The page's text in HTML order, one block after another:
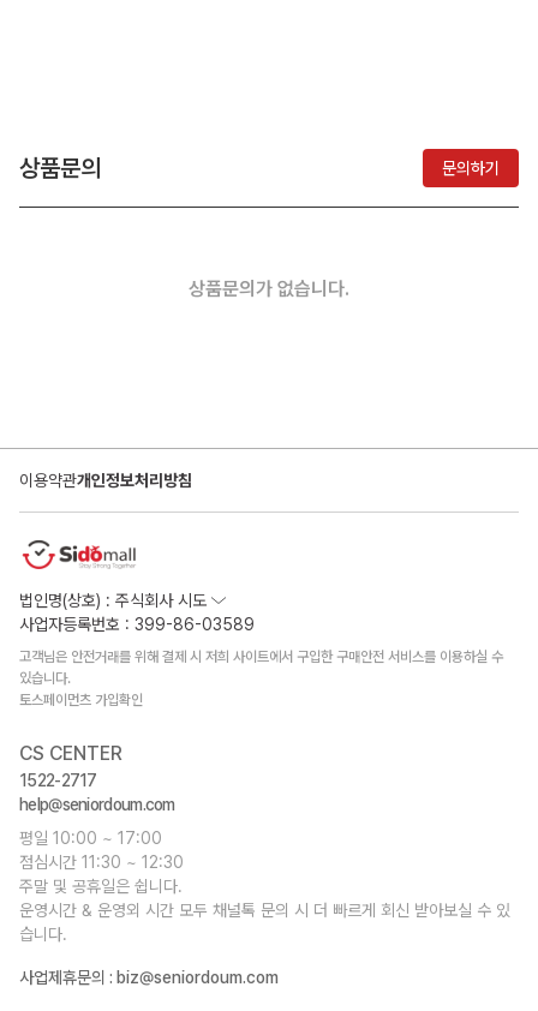
상품문의 문의하기
상품문의가 없습니다.
이용약관개인정보처리방침
법인명(상호) : 주식회사 시도
사업자등록번호 : 399-86-03589
고객님은 안전거래를 위해 결제 시 저희 사이트에서 구입한 구매안전 서비스를 이용하실 수
있습니다.
토스페이먼츠 가입확인
CS CENTER
1522-2717
help@seniordoum.com
평일 10:00 ~ 17:00
점심시간 11:30 ~ 12:30
주말 및 공휴일은 쉽니다.
운영시간 & 운영외 시간 모두 채널톡 문의 시 더 빠르게 회신 받아보실 수 있
습니다.
사업제휴문의 : biz@seniordoum.com